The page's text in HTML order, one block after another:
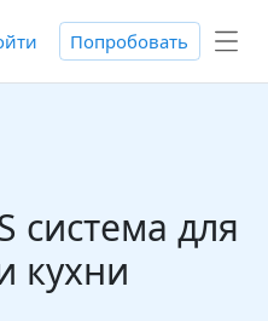
Попробовать
система для
кухни